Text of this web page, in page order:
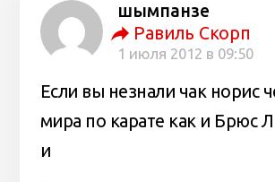
шымпанзе
Равиль Скорп
1 июля 2012 в 09:50
Если вы незнали чак норис
мира по карате как и Брюс Л
и